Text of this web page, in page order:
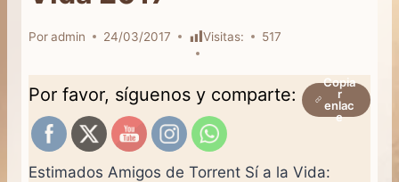
Poradmin 24/03/2017 Visitas: 517
Por favor, síguenos y comparte:
Copia
r
enlac
e
Estimados Amigos de Torrent Sí a la Vida: